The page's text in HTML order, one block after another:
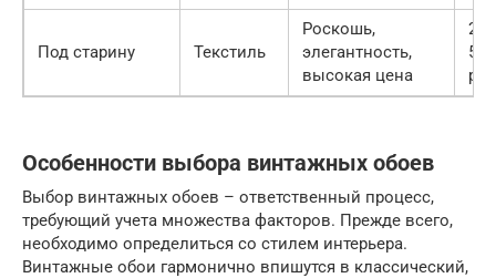
Под старину Текстиль
Роскошь,
элегантность,
высокая цена
Особенности выбора винтажных обоев
Выбор винтажных обоев – ответственный процесс,
требующий учета множества факторов. Прежде всего,
необходимо определиться со стилем интерьера.
Винтажные обои гармонично впишутся в классический,